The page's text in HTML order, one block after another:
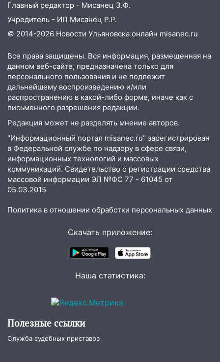
13:47 На Нижней Террасе мощным
ветром вырвало дерево с корнем
13:46 Сильный ветер сорвал крышу с
13:35 Непогода продолжает бить по
транспорту: в Ульяновске трамвай
сошёл с рельсов
13:22 Упавшие деревья перекрыли
13:17 Непогода в Ульяновске не
закончится сегодня: сильные ливни
сохранятся 9 августа
13:15
Трижды «брал в долг» без спроса:
житель Вешкаймского района похитил у
13:14
Ураган оторвал светофор на
проспекте Филатова в Ульяновске
Дерево пробило крышу дома на
Новгородской в Ульяновске и рухнуло
упало во дворе
сорванные крыши, поваленные деревья,
затопленные улицы и остановившиеся
трамваи
Главный редактор - Мисанец З.Ф.
Учредитель - ИП Мисанец Р.Р.
© 2014-2026 Новости Ульяновска онлайн misanec.ru
Все права защищены. Вся информация, размещенная на
данном веб-сайте, предназначена только для
персонального пользования и не подлежит
дальнейшему воспроизведению и/или
распространению в какой-либо форме, иначе как с
письменного разрешения редакции.
Редакция может не разделять мнение авторов.
"Информационный портал misanec.ru" зарегистрирован
в Федеральной службе по надзору в сфере связи,
информационных технологий и массовых
коммуникаций. Свидетельство о регистрации средства
массовой информации ЭЛ №ФС 77 - 61045 от
05.03.2015
Политика в отношении обработки персональных данных
Скачать приложение:
Наша статистика:
Полезные ссылки
Служба судебных приставов